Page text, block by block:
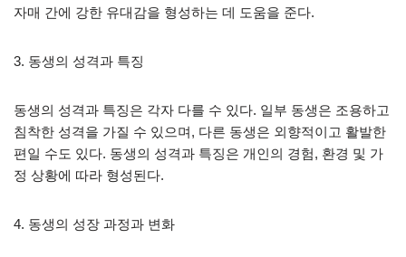
자매 간에 강한 유대감을 형성하는 데 도움을 준다.
3. 동생의 성격과 특징
동생의 성격과 특징은 각자 다를 수 있다. 일부 동생은 조용하고
침착한 성격을 가질 수 있으며, 다른 동생은 외향적이고 활발한
편일 수도 있다. 동생의 성격과 특징은 개인의 경험, 환경 및 가
정 상황에 따라 형성된다.
4. 동생의 성장 과정과 변화